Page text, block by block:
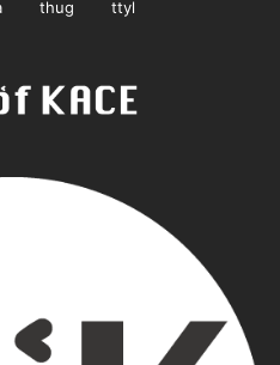
thug ttyl